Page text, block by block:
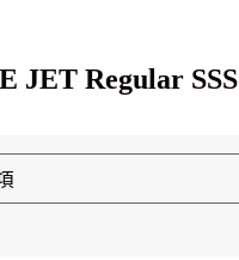
JET Regular SSS